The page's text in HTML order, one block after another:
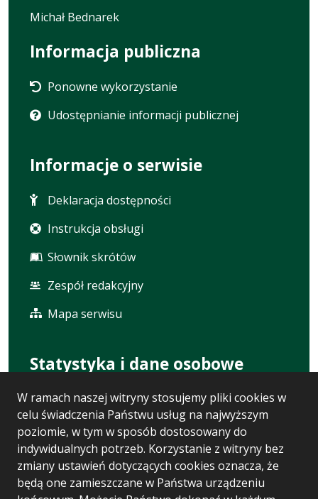
W ramach naszej witryny stosujemy pliki cookies w
celu świadczenia Państwu usług na najwyższym
poziomie, w tym w sposób dostosowany do
indywidualnych potrzeb. Korzystanie z witryny bez
zmiany ustawień dotyczących cookies oznacza, że
będą one zamieszczane w Państwa urządzeniu
Michał Bednarek
Informacja publiczna
Ponowne wykorzystanie
Udostępnianie informacji publicznej
Informacje o serwisie
Deklaracja dostępności
Instrukcja obsługi
Słownik skrótów
Zespół redakcyjny
Mapa serwisu
Statystyka i dane osobowe
Statystyki oglądalności
Ostatnio dodane
Polityka prywatności
RODO